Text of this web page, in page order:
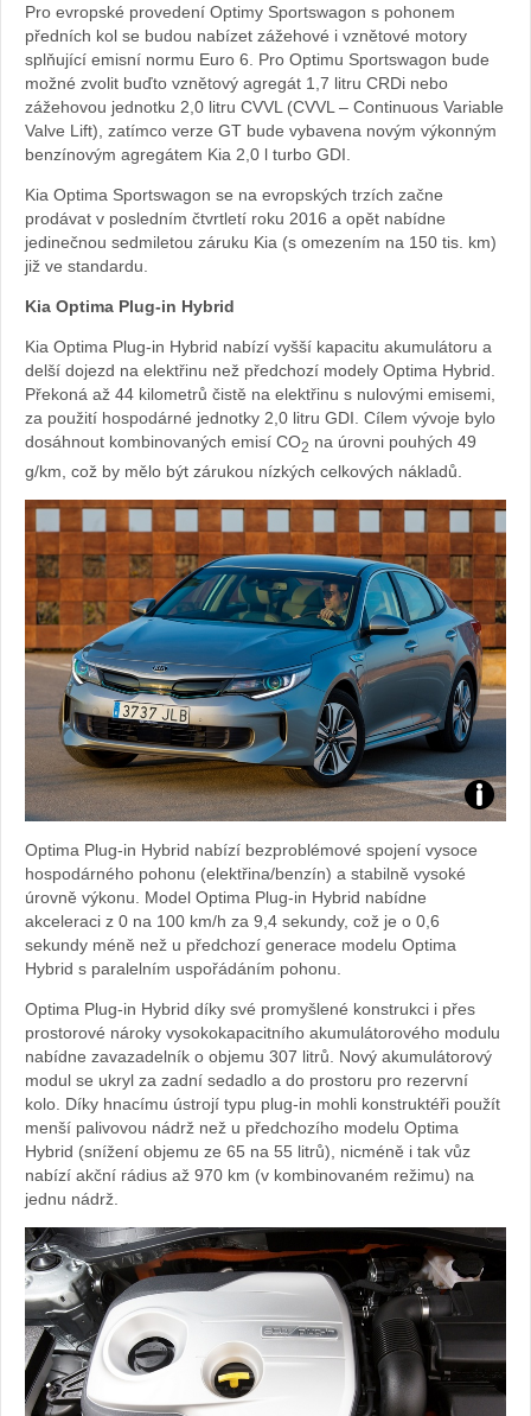
Kia
Pro evropské provedení Optimy Sportswagon s pohonem
předních kol se budou nabízet zážehové i vznětové motory
splňující emisní normu Euro 6. Pro Optimu Sportswagon bude
možné zvolit buďto vznětový agregát 1,7 litru CRDi nebo
zážehovou jednotku 2,0 litru CVVL (CVVL – Continuous Variable
Valve Lift), zatímco verze GT bude vybavena novým výkonným
benzínovým agregátem Kia 2,0 l turbo GDI.
Kia Optima Sportswagon se na evropských trzích začne
prodávat v posledním čtvrtletí roku 2016 a opět nabídne
jedinečnou sedmiletou záruku Kia (s omezením na 150 tis. km)
již ve standardu.
Kia Optima Plug-in Hybrid
Kia Optima Plug-in Hybrid nabízí vyšší kapacitu akumulátoru a
delší dojezd na elektřinu než předchozí modely Optima Hybrid.
Překoná až 44 kilometrů čistě na elektřinu s nulovými emisemi,
za použití hospodárné jednotky 2,0 litru GDI. Cílem vývoje bylo
dosáhnout kombinovaných emisí CO2 na úrovni pouhých 49
g/km, což by mělo být zárukou nízkých celkových nákladů.
Zdroj:
Optima Plug-in Hybrid nabízí bezproblémové spojení vysoce
hospodárného pohonu (elektřina/benzín) a stabilně vysoké
úrovně výkonu. Model Optima Plug-in Hybrid nabídne
akceleraci z 0 na 100 km/h za 9,4 sekundy, což je o 0,6
sekundy méně než u předchozí generace modelu Optima
Hybrid s paralelním uspořádáním pohonu.
Optima Plug-in Hybrid díky své promyšlené konstrukci i přes
prostorové nároky vysokokapacitního akumulátorového modulu
nabídne zavazadelník o objemu 307 litrů. Nový akumulátorový
modul se ukryl za zadní sedadlo a do prostoru pro rezervní
kolo. Díky hnacímu ústrojí typu plug-in mohli konstruktéři použít
menší palivovou nádrž než u předchozího modelu Optima
Hybrid (snížení objemu ze 65 na 55 litrů), nicméně i tak vůz
nabízí akční rádius až 970 km (v kombinovaném režimu) na
jednu nádrž.